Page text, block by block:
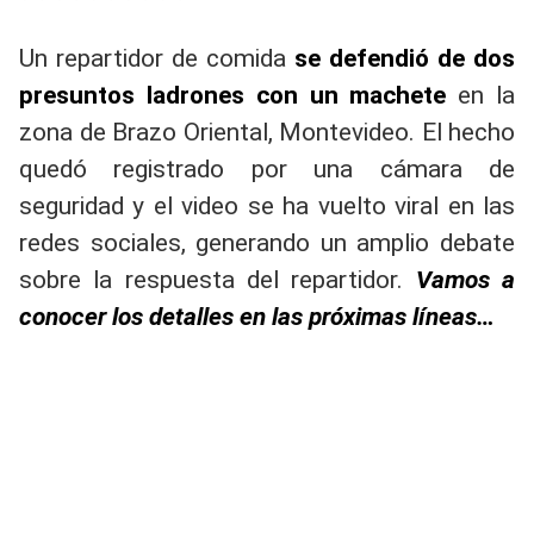
Un repartidor de comida se defendió de dos
presuntos ladrones con un machete en la
zona de Brazo Oriental, Montevideo. El hecho
quedó registrado por una cámara de
seguridad y el video se ha vuelto viral en las
redes sociales, generando un amplio debate
sobre la respuesta del repartidor. Vamos a
conocer los detalles en las próximas líneas…